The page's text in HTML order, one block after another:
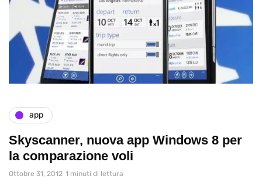
app
Skyscanner, nuova app Windows 8 per
la comparazione voli
Ottobre 31, 2012 1 minuti di lettura